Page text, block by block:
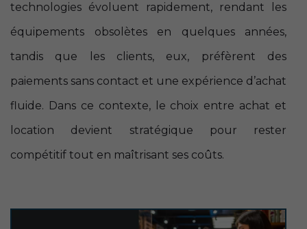
technologies évoluent rapidement, rendant les
équipements obsolètes en quelques années,
tandis que les clients, eux, préfèrent des
paiements sans contact et une expérience d’achat
fluide. Dans ce contexte, le choix entre achat et
location devient stratégique pour rester
compétitif tout en maîtrisant ses coûts.